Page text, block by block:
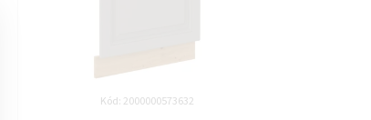
Kód: 2000000573632